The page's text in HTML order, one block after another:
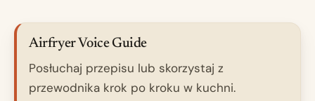
Airfryer Voice Guide
Posłuchaj przepisu lub skorzystaj z
przewodnika krok po kroku w kuchni.